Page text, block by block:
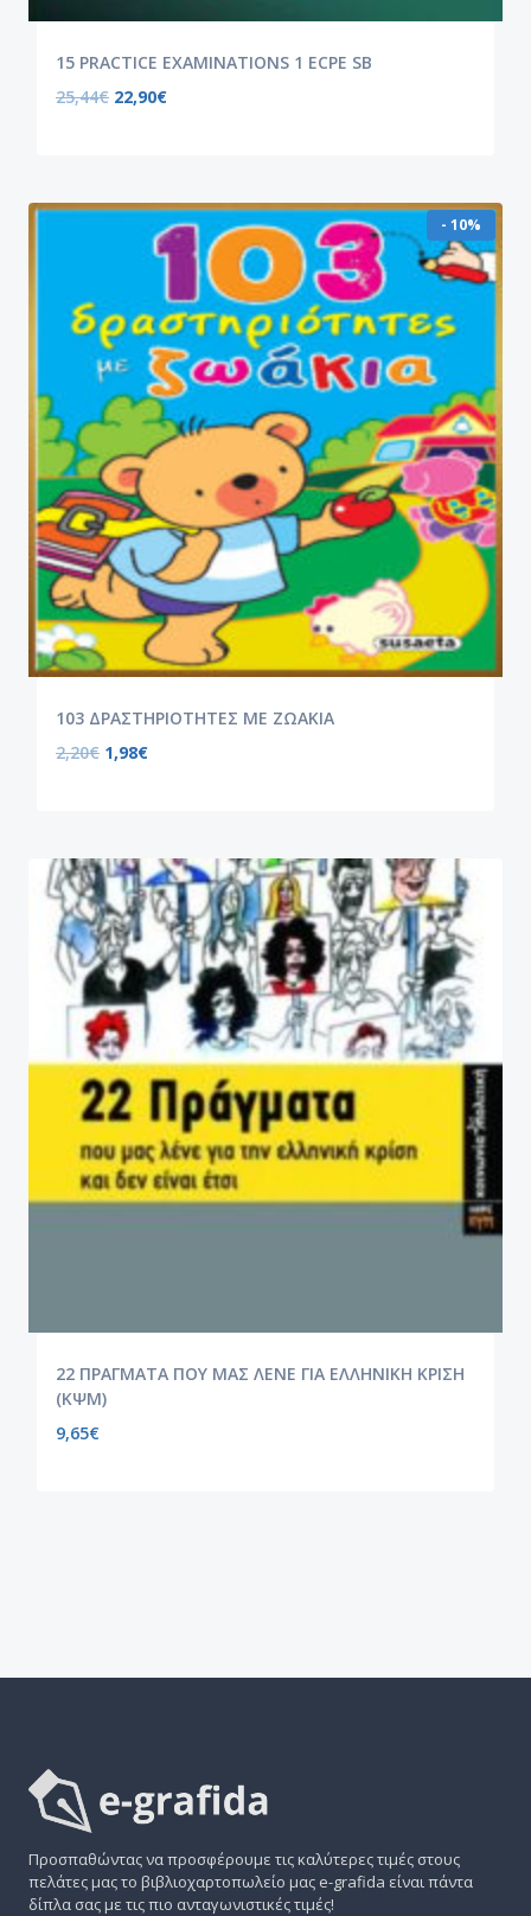
15 PRACTICE EXAMINATIONS 1 ECPE SB
25,44€ 22,90€
- 10%
103 ΔΡΑΣΤΗΡΙΟΤΗΤΕΣ ΜΕ ΖΩΑΚΙΑ
2,20€ 1,98€
22 ΠΡΑΓΜΑΤΑ ΠΟΥ ΜΑΣ ΛΕΝΕ ΓΙΑ ΕΛΛΗΝΙΚΗ ΚΡΙΣΗ
(ΚΨΜ)
9,65€
Προσπαθώντας να προσφέρουμε τις καλύτερες τιμές στους
πελάτες μας το βιβλιοχαρτοπωλείο μας e-grafida είναι πάντα
δίπλα σας με τις πιο ανταγωνιστικές τιμές!